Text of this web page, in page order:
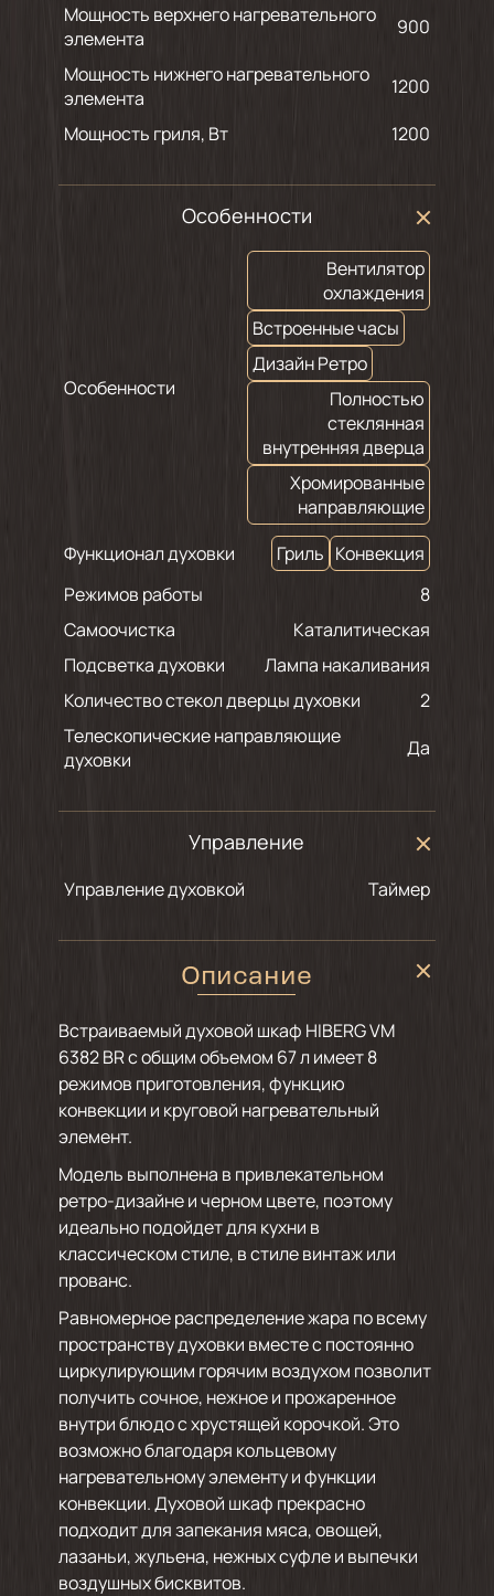
Мощность верхнего нагревательного
элемента
900
Мощность нижнего нагревательного
элемента
1200
Мощность гриля, Вт
1200
Особенности
Особенности
Вентилятор
охлаждения
Встроенные часы
Дизайн Ретро
Полностью
стеклянная
внутренняя дверца
Хромированные
направляющие
Функционал духовки
Гриль Конвекция
Режимов работы
8
Самоочистка
Каталитическая
Подсветка духовки
Лампа накаливания
Количество стекол дверцы духовки
2
Телескопические направляющие
духовки
Да
Управление
Управление духовкой Таймер
Описание
Встраиваемый духовой шкаф HIBERG VM
6382 BR с общим объемом 67 л имеет 8
режимов приготовления, функцию
конвекции и круговой нагревательный
элемент.
Модель выполнена в привлекательном
ретро-дизайне и черном цвете, поэтому
идеально подойдет для кухни в
классическом стиле, в стиле винтаж или
прованс.
Равномерное распределение жара по всему
пространству духовки вместе с постоянно
циркулирующим горячим воздухом позволит
получить сочное, нежное и прожаренное
внутри блюдо с хрустящей корочкой. Это
возможно благодаря кольцевому
нагревательному элементу и функции
конвекции. Духовой шкаф прекрасно
подходит для запекания мяса, овощей,
лазаньи, жульена, нежных суфле и выпечки
воздушных бисквитов.